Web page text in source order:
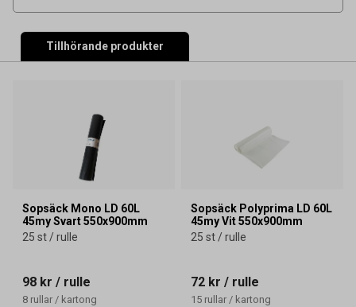
Tillhörande produkter
Sopsäck Mono LD 60L
45my Svart 550x900mm
25 st / rulle
98 kr / rulle
8 rullar / kartong
Sopsäck Polyprima LD 60L
45my Vit 550x900mm
25 st / rulle
72 kr / rulle
15 rullar / kartong